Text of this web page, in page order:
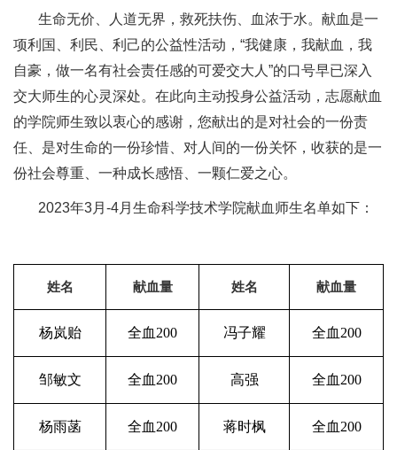
生命无价、人道无界，救死扶伤、血浓于水。献血是一
项利国、利民、利己的公益性活动，“我健康，我献血，我
自豪，做一名有社会责任感的可爱交大人”的口号早已深入
交大师生的心灵深处。在此向主动投身公益活动，志愿献血
的学院师生致以衷心的感谢，您献出的是对社会的一份责
任、是对生命的一份珍惜、对人间的一份关怀，收获的是一
份社会尊重、一种成长感悟、一颗仁爱之心。
2023年3月-4月生命科学技术学院献血师生名单如下：
姓名 献血量 姓名 献血量
杨岚贻 全血 200 冯子耀 全血 200
邹敏文 全血 200 高强 全血 200
杨雨菡 全血 200 蒋时枫 全血 200